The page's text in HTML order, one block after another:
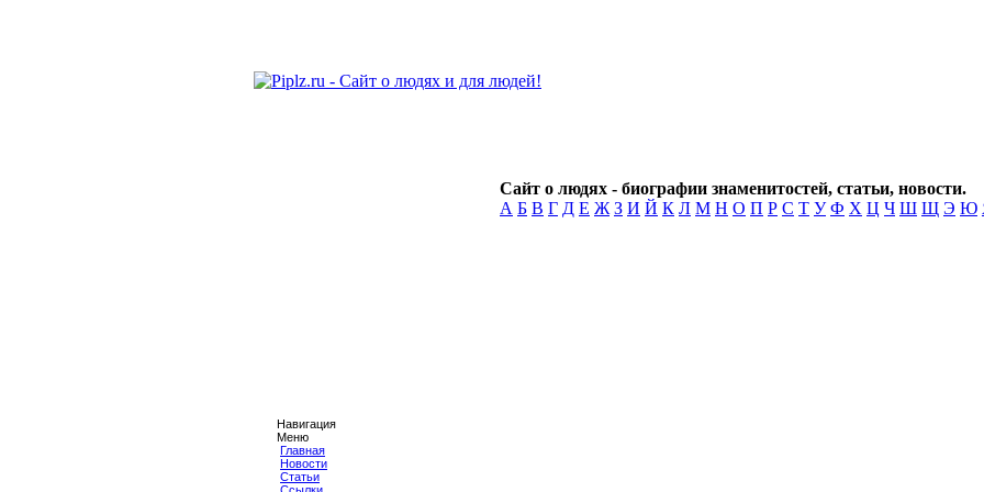
Сайт о людях - биографии знаменитостей, статьи, новости.
А Б В Г Д Е Ж З И Й К Л М Н О П Р С Т У Ф Х Ц Ч Ш Щ Э Ю
Навигация
Меню
Главная
Новости
Статьи